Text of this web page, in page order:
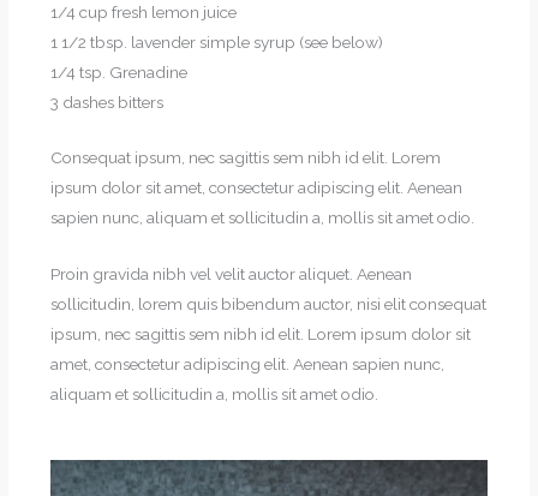
1/4 cup fresh lemon juice
1 1/2 tbsp. lavender simple syrup (see below)
1/4 tsp. Grenadine
3 dashes bitters
Consequat ipsum, nec sagittis sem nibh id elit. Lorem
ipsum dolor sit amet, consectetur adipiscing elit. Aenean
sapien nunc, aliquam et sollicitudin a, mollis sit amet odio.
Proin gravida nibh vel velit auctor aliquet. Aenean
sollicitudin, lorem quis bibendum auctor, nisi elit consequat
ipsum, nec sagittis sem nibh id elit. Lorem ipsum dolor sit
amet, consectetur adipiscing elit. Aenean sapien nunc,
aliquam et sollicitudin a, mollis sit amet odio.